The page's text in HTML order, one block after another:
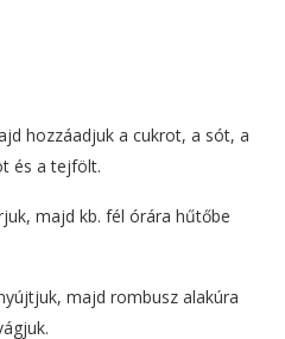
hozzáadjuk a cukrot, a sót, a
és a tejfölt.
majd kb. fél órára hűtőbe
majd rombusz alakúra